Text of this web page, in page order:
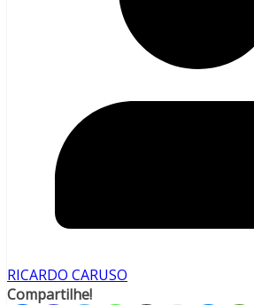
RICARDO CARUSO
Compartilhe!